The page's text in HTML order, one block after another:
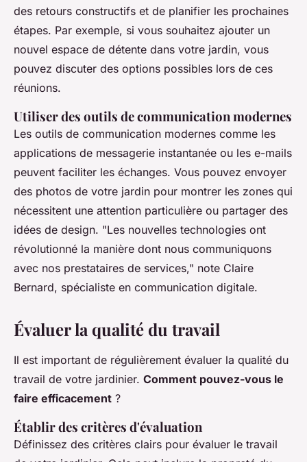
des retours constructifs et de planifier les prochaines
étapes. Par exemple, si vous souhaitez ajouter un
nouvel espace de détente dans votre jardin, vous
pouvez discuter des options possibles lors de ces
réunions.
Utiliser des outils de communication modernes
Les outils de communication modernes comme les
applications de messagerie instantanée ou les e-mails
peuvent faciliter les échanges. Vous pouvez envoyer
des photos de votre jardin pour montrer les zones qui
nécessitent une attention particulière ou partager des
idées de design. "Les nouvelles technologies ont
révolutionné la manière dont nous communiquons
avec nos prestataires de services," note Claire
Bernard, spécialiste en communication digitale.
Évaluer la qualité du travail
Il est important de régulièrement évaluer la qualité du
travail de votre jardinier. Comment pouvez-vous le
faire efficacement ?
Établir des critères d'évaluation
Définissez des critères clairs pour évaluer le travail